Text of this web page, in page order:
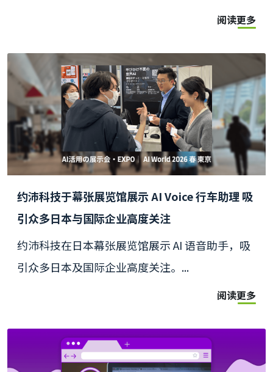
阅读更多
约沛科技于幕张展览馆展示 AI Voice 行车助理 吸
引众多日本与国际企业高度关注
约沛科技在日本幕张展览馆展示 AI 语音助手，吸
引众多日本及国际企业高度关注。...
阅读更多